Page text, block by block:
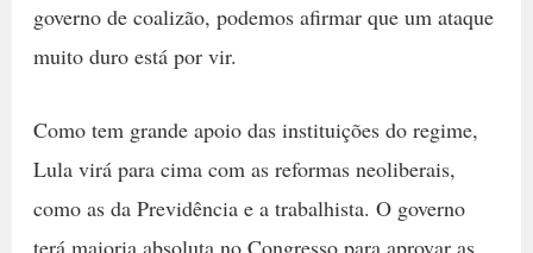
governo de coalizão, podemos afirmar que um ataque
muito duro está por vir.
Como tem grande apoio das instituições do regime,
Lula virá para cima com as reformas neoliberais,
como as da Previdência e a trabalhista. O governo
terá maioria absoluta no Congresso para aprovar as